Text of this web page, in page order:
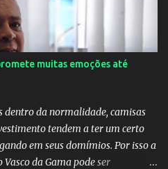
muitas emoções até
dentro da normalidade, camisas
tendem a ter um certo
em seus domímios. Por isso a
da Gama pode ser